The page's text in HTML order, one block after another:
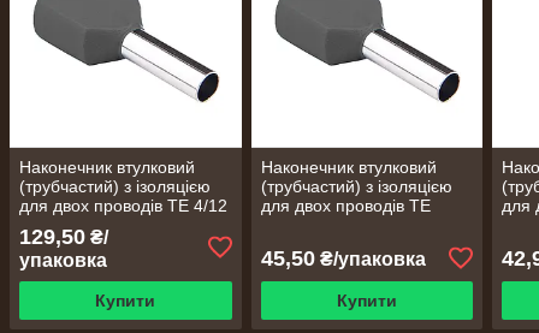
Наконечник втулковий
(трубчастий) з ізоляцією
для двох проводів ТE 4/12
129,50 ₴/
упаковка
Купити
Наконечник втулковий
(трубчастий) з ізоляцією
для двох проводів ТE
45,50₴/упаковка
Купити
для